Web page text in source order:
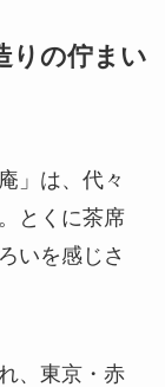
の佇まい
」は、代々
とくに茶席
いを感じさ
、東京・赤